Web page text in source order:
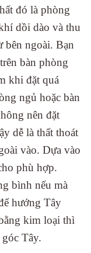
đó là phòng
dồi dào và thu
bên ngoài. Bạn
bàn phòng
khi đặt quá
ngủ hoặc bàn
nên đặt
dễ là thất thoát
vào. Dựa vào
phù hợp.
bình nếu mà
hướng Tây
kim loại thì
Tây.